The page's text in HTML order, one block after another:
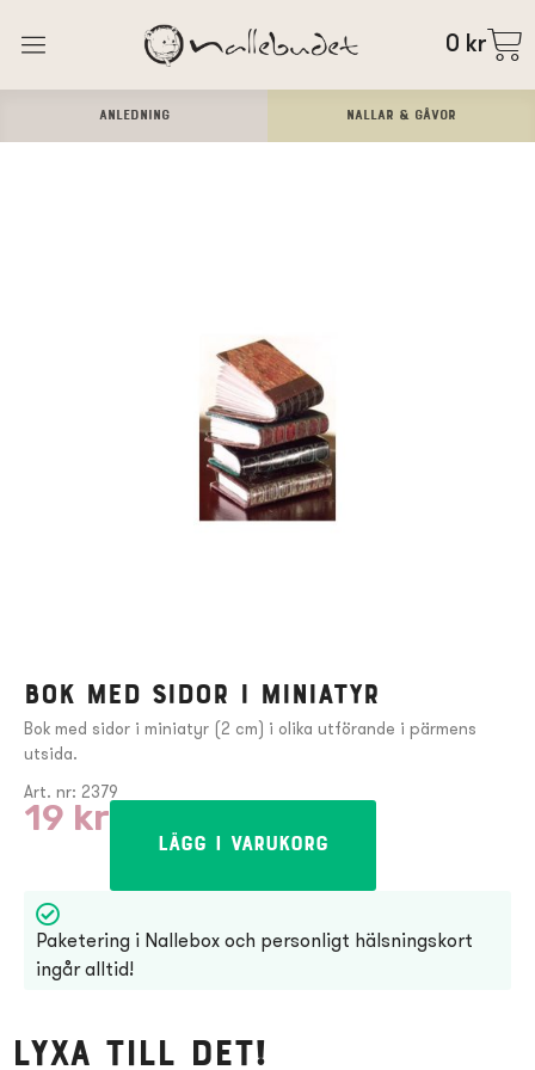
0 kr
ANLEDNING Nallar & Gåvor
Bok med sidor i miniatyr
Bok med sidor i miniatyr (2 cm) i olika utförande i pärmens
utsida.
Art. nr: 2379
19 kr
Lägg i varukorg
Paketering i Nallebox och personligt hälsningskort
ingår alltid!
Lyxa till det!